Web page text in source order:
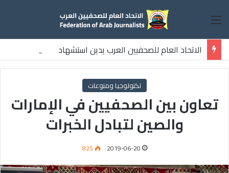
القائمة
الاتحاد العام للصحفيين العرب يدين استشهاد
ثلاثة صحفيين فلسطينيين باستهداف إسرائيلي وسط قطاع غزة
تكنولوجيا ومنوعات
تعاون بين الصحفيين في الإمارات
والصين لتبادل الخبرات
2019-06-20
825